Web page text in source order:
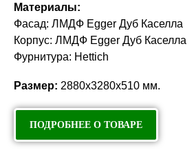
Материалы:
Фасад: ЛМДФ Egger Дуб Каселла
Корпус: ЛМДФ Egger Дуб Каселла
Фурнитура: Hettich
Размер: 2880х3280х510 мм.
ПОДРОБНЕЕ О ТОВАРЕ